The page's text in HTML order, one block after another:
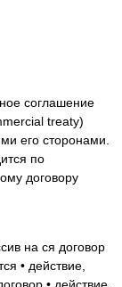
соглашение
treaty)
его сторонами.
по
договору
на ся договор
• действие,